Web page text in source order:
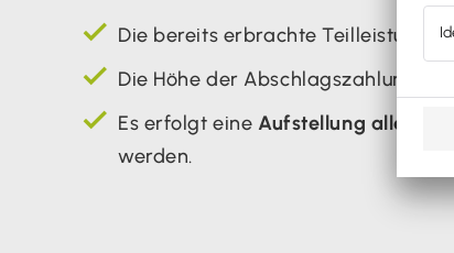
Die bereits erbrachte
Die Höhe der Abschlagszahlung
Es erfolgt eine Aufstellung aller
werden.